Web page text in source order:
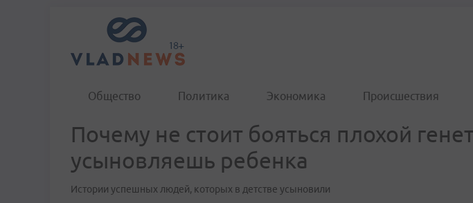
Общество Политика Экономика Происшествия
Почему не стоит бояться плохой
усыновляешь ребенка
Истории успешных людей, которых в детстве усыновили